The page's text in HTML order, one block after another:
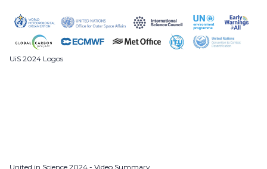
UiS 2024 Logos
United in Science 2024 - Video Summary